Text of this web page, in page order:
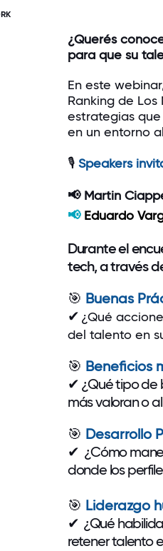
¿Querés
para que su
En este
Ranking de
estrategias
en un entorno
🎙️ Speakers
📢 Martin
📢 Eduardo
Durante el
tech, a través
🎯 Buenas
✔ ¿Qué
del talento en
🎯 Beneficios
✔ ¿Qué tipo de
más valoran o
🎯 Desarrollo
✔ ¿Cómo
donde los
🎯 Liderazgo
✔ ¿Qué
retener talento